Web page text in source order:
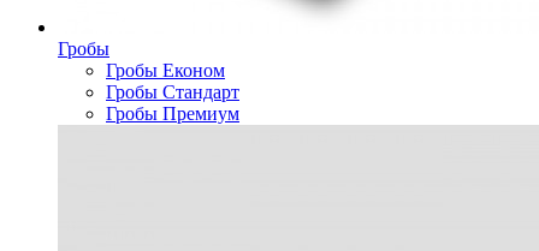
Гробы
Гробы Економ
Гробы Стандарт
Гробы Премиум